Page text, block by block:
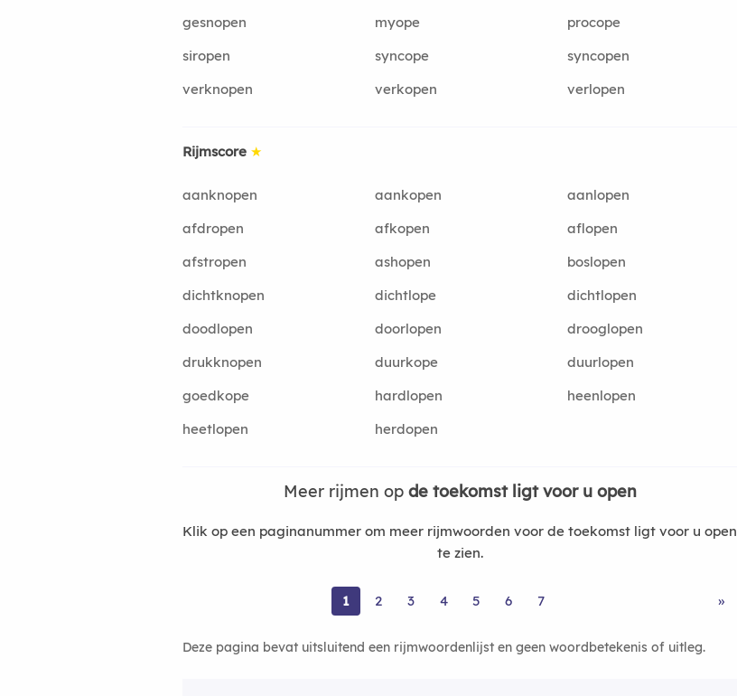
gesnopen
myope
procope
siropen
syncope
syncopen
verknopen
verkopen verlopen
Rijmscore ★
aanknopen aankopen
aanlopen
afdropen
afkopen
aflopen
afstropen
ashopen
boslopen
dichtknopen
dichtlope
dichtlopen
doodlopen
doorlopen
drooglopen
drukknopen
duurkope
duurlopen
goedkope
hardlopen
heenlopen
heetlopen
herdopen
Meer rijmen op de toekomst ligt voor u open
Klik op een paginanummer om meer rijmwoorden voor de toekomst ligt voor u open
te zien.
1 2 3 4 5 6 7 »
Deze pagina bevat uitsluitend een rijmwoordenlijst en geen woordbetekenis of uitleg.